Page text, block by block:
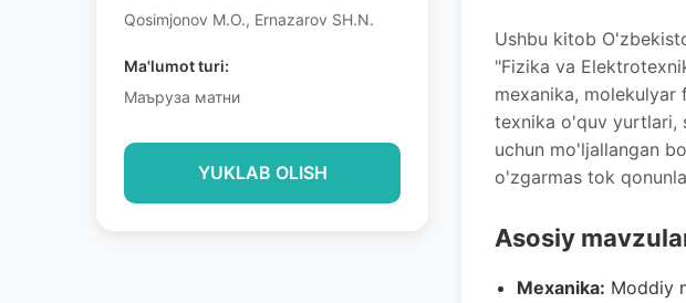
Qosimjonov M.O., Ernazarov SH.N.
Ma'lumot turi:
Маъруза матни
YUKLAB OLISH
Ushbu kitob
"Fizika va
mexanika,
texnika o'quv yurtlari,
uchun mo'ljallangan
o'zgarmas tok
Asosiy
Mexanika: Moddiy